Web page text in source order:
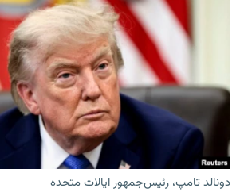
دونالد تامپ، رئیس‌جمهور ایالات متحده